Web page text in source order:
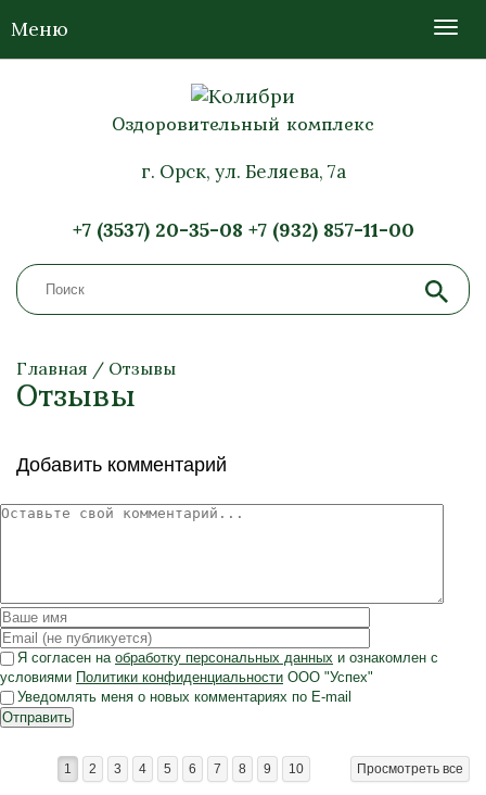
Оздоровительный комплекс
г. Орск, ул. Беляева, 7а
+7 (3537) 20-35-08 +7 (932) 857-11-00
Меню
Главная / Отзывы
Отзывы
Добавить комментарий
Я согласен на обработку персональных данных и ознакомлен с
условиями Политики конфиденциальности ООО "Успех"
Уведомлять меня о новых комментариях по E-mail
Отправить
Просмотреть все
1 2 3 4 5 6 7 8 9 10